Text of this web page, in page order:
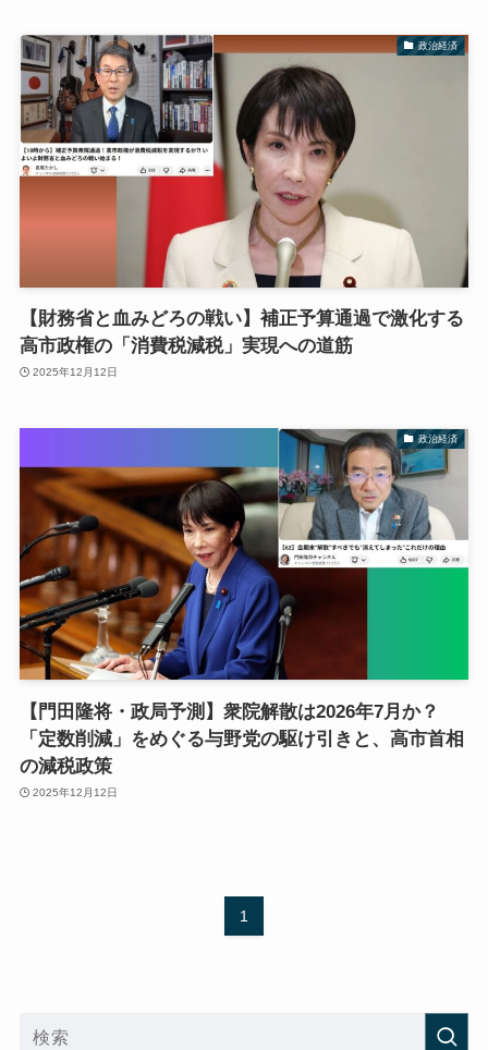
政治経済
【財務省と血みどろの戦い】補正予算通過で激化する
高市政権の「消費税減税」実現への道筋
2025年12月12日
政治経済
【門田隆将・政局予測】衆院解散は2026年7月か？
「定数削減」をめぐる与野党の駆け引きと、高市首相
の減税政策
2025年12月12日
1